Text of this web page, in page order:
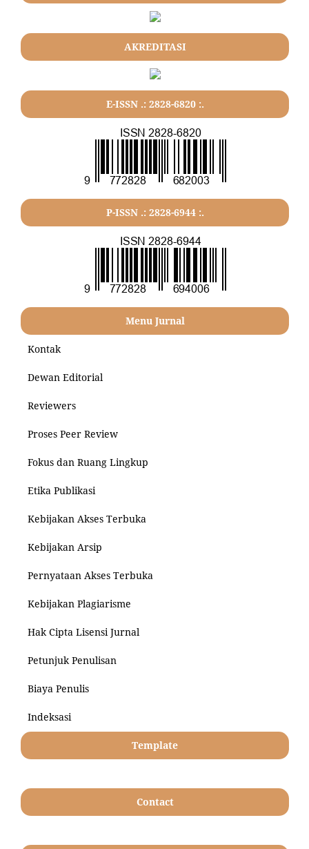
AKREDITASI
E-ISSN .: 2828-6820 :.
P-ISSN .: 2828-6944 :.
Menu Jurnal
Kontak
Dewan Editorial
Reviewers
Proses Peer Review
Fokus dan Ruang Lingkup
Etika Publikasi
Kebijakan Akses Terbuka
Kebijakan Arsip
Pernyataan Akses Terbuka
Kebijakan Plagiarisme
Hak Cipta Lisensi Jurnal
Petunjuk Penulisan
Biaya Penulis
Indeksasi
Template
Contact